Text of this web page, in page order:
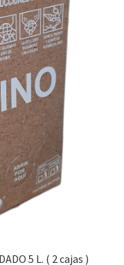
5 L. ( 2 cajas )